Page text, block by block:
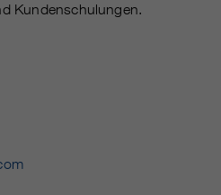
Kundenschulungen.